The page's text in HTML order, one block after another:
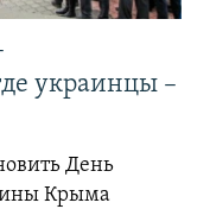
украинцы –
День
Крыма